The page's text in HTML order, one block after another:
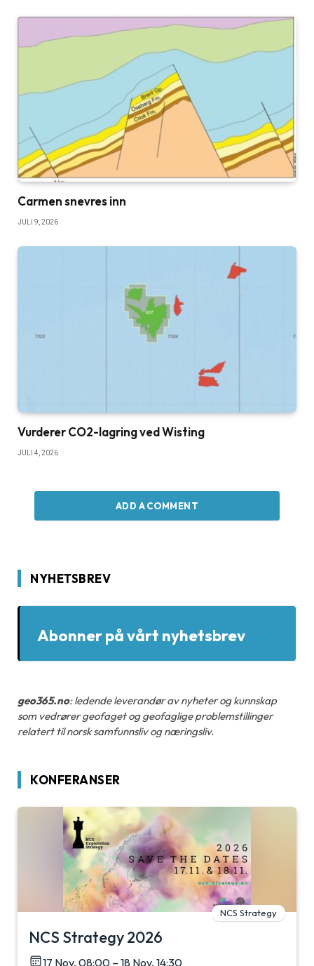
Carmen snevres inn
JULI 9, 2026
Vurderer CO2-lagring ved Wisting
JULI 4, 2026
ADD A COMMENT
NYHETSBREV
Abonner på vårt nyhetsbrev
geo365.no: ledende leverandør av nyheter og kunnskap
som vedrører geofaget og geofaglige problemstillinger
relatert til norsk samfunnsliv og næringsliv.
KONFERANSER
NCS Strategy
NCS Strategy 2026
17 Nov, 08:00 – 18 Nov, 14:30